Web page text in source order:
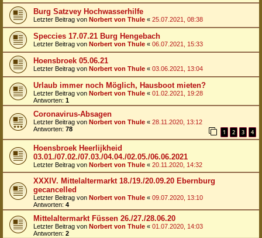
Burg Satzvey Hochwasserhilfe
Letzter Beitrag von Norbert von Thule « 25.07.2021, 08:38
Speccies 17.07.21 Burg Hengebach
Letzter Beitrag von Norbert von Thule « 06.07.2021, 15:33
Hoensbroek 05.06.21
Letzter Beitrag von Norbert von Thule « 03.06.2021, 13:04
Urlaub immer noch Möglich, Hausboot mieten?
Letzter Beitrag von Norbert von Thule « 01.02.2021, 19:28
Antworten: 1
Coronavirus-Absagen
Letzter Beitrag von Norbert von Thule « 28.11.2020, 13:12
Antworten: 78 1 2 3 4
Hoensbroek Heerlijkheid
03.01./07.02./07.03./04.04./02.05./06.06.2021
Letzter Beitrag von Norbert von Thule « 20.11.2020, 14:32
XXXIV. Mittelaltermarkt 18./19./20.09.20 Ebernburg
gecancelled
Letzter Beitrag von Norbert von Thule « 09.07.2020, 13:10
Antworten: 4
Mittelaltermarkt Füssen 26./27./28.06.20
Letzter Beitrag von Norbert von Thule « 01.07.2020, 14:03
Antworten: 2